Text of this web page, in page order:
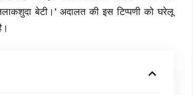
बेटी।’ अदालत की इस टिप्पणी को घरेलू